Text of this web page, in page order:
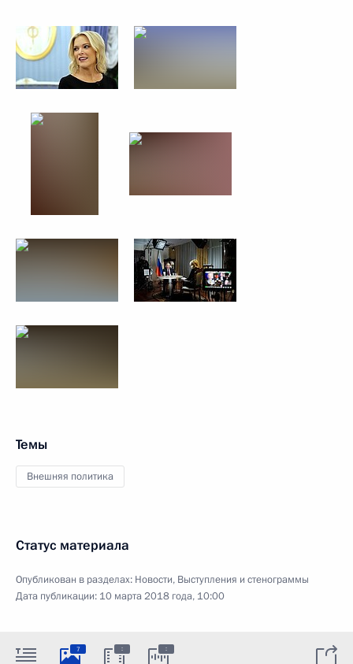
Темы
Внешняя политика
Статус материала
Опубликован в разделах: Новости, Выступления и стенограммы
Дата публикации: 10 марта 2018 года, 10:00
7 : :